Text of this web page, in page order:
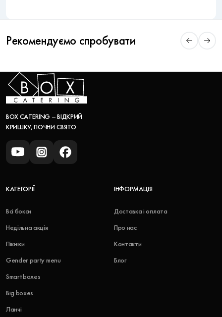
Рекомендуємо спробувати
BOX CATERING – ВІДКРИЙ
КРИШКУ, ПОЧНИ СВЯТО
КАТЕГОРІЇ
Всі бокси
Недільна акція
Пікніки
Gender party menu
Smart boxes
Big boxes
Ланчі
ІНФОРМАЦІЯ
Доставка і оплата
Про нас
Контакти
Блог